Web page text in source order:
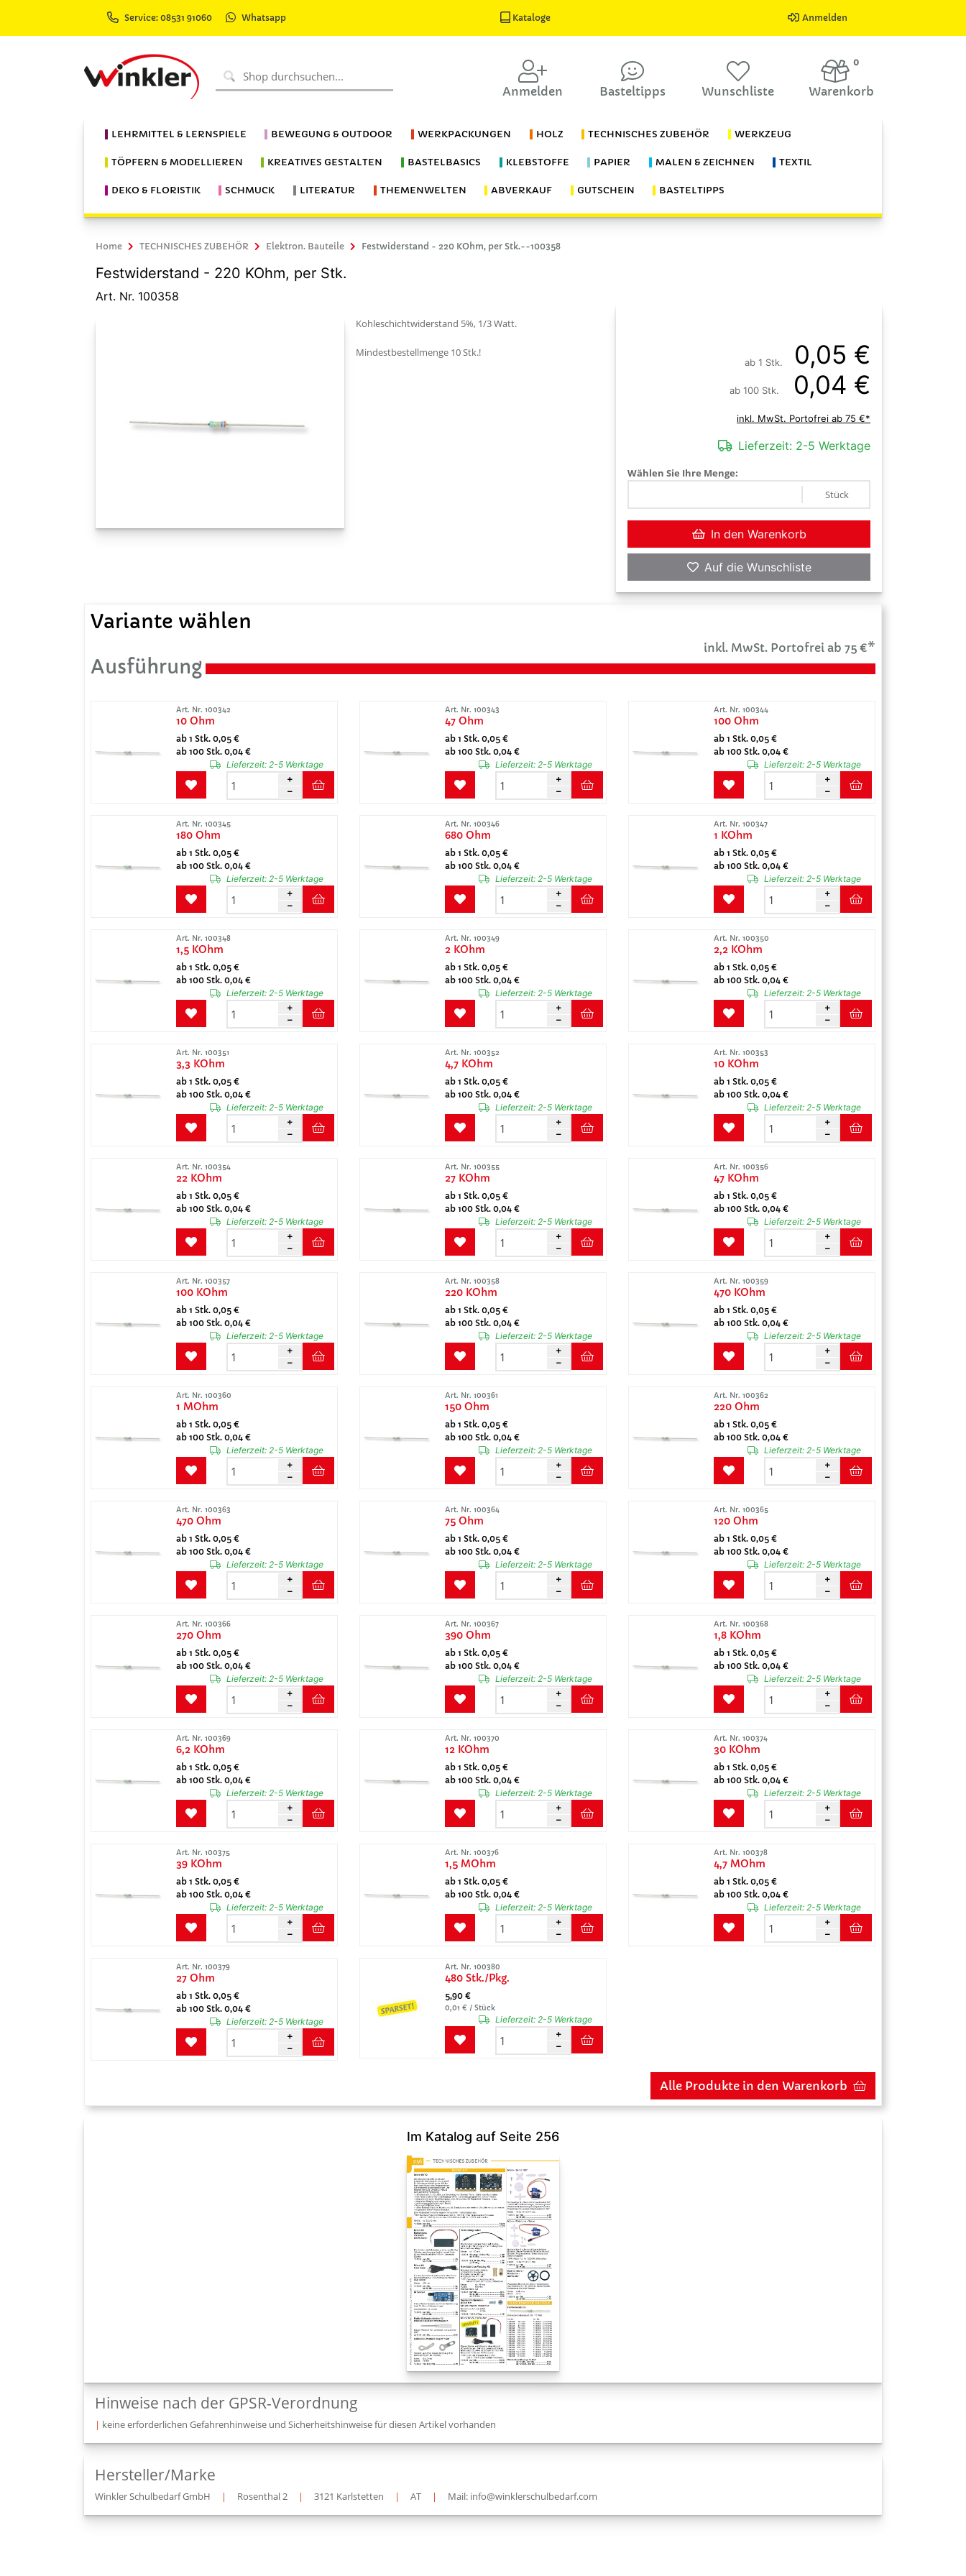
Service: 08531 91060 Whatsapp Kataloge Anmelden
Anmelden Basteltipps Wunschliste
0
Warenkorb
LEHRMITTEL & LERNSPIELE BEWEGUNG & OUTDOOR WERKPACKUNGEN HOLZ TECHNISCHES ZUBEHÖR WERKZEUG
TÖPFERN & MODELLIEREN KREATIVES GESTALTEN BASTELBASICS KLEBSTOFFE PAPIER MALEN & ZEICHNEN TEXTIL
DEKO & FLORISTIK SCHMUCK LITERATUR THEMENWELTEN ABVERKAUF GUTSCHEIN BASTELTIPPS
Home TECHNISCHES ZUBEHÖR Elektron. Bauteile Festwiderstand - 220 KOhm, per Stk.--100358
Festwiderstand - 220 KOhm, per Stk.
Art. Nr. 100358
Kohleschichtwiderstand 5%, 1/3 Watt.
Mindestbestellmenge 10 Stk.!
ab 1 Stk. 0,05 €
ab 100 Stk. 0,04 €
inkl. MwSt. Portofrei ab 75 €*
Lieferzeit: 2-5 Werktage
Wählen Sie Ihre Menge:
Stück
In den Warenkorb
Auf die Wunschliste
Variante wählen
inkl. MwSt. Portofrei ab 75 €*
Ausführung
Art. Nr. 100342
10 Ohm
ab 1 Stk. 0,05 €
ab 100 Stk. 0,04 €
Lieferzeit: 2-5 Werktage
Art. Nr. 100343
47 Ohm
ab 1 Stk. 0,05 €
ab 100 Stk. 0,04 €
Lieferzeit: 2-5 Werktage
Art. Nr. 100344
100 Ohm
ab 1 Stk. 0,05 €
ab 100 Stk. 0,04 €
Lieferzeit: 2-5 Werktage
Art. Nr. 100345
180 Ohm
ab 1 Stk. 0,05 €
ab 100 Stk. 0,04 €
Lieferzeit: 2-5 Werktage
Art. Nr. 100346
680 Ohm
ab 1 Stk. 0,05 €
ab 100 Stk. 0,04 €
Lieferzeit: 2-5 Werktage
Art. Nr. 100347
1 KOhm
ab 1 Stk. 0,05 €
ab 100 Stk. 0,04 €
Lieferzeit: 2-5 Werktage
Art. Nr. 100348
1,5 KOhm
ab 1 Stk. 0,05 €
ab 100 Stk. 0,04 €
Lieferzeit: 2-5 Werktage
Art. Nr. 100349
2 KOhm
ab 1 Stk. 0,05 €
ab 100 Stk. 0,04 €
Lieferzeit: 2-5 Werktage
Art. Nr. 100350
2,2 KOhm
ab 1 Stk. 0,05 €
ab 100 Stk. 0,04 €
Lieferzeit: 2-5 Werktage
Art. Nr. 100351
3,3 KOhm
ab 1 Stk. 0,05 €
ab 100 Stk. 0,04 €
Lieferzeit: 2-5 Werktage
Art. Nr. 100352
4,7 KOhm
ab 1 Stk. 0,05 €
ab 100 Stk. 0,04 €
Lieferzeit: 2-5 Werktage
Art. Nr. 100353
10 KOhm
ab 1 Stk. 0,05 €
ab 100 Stk. 0,04 €
Lieferzeit: 2-5 Werktage
Art. Nr. 100354
22 KOhm
ab 1 Stk. 0,05 €
ab 100 Stk. 0,04 €
Lieferzeit: 2-5 Werktage
Art. Nr. 100355
27 KOhm
ab 1 Stk. 0,05 €
ab 100 Stk. 0,04 €
Lieferzeit: 2-5 Werktage
Art. Nr. 100356
47 KOhm
ab 1 Stk. 0,05 €
ab 100 Stk. 0,04 €
Lieferzeit: 2-5 Werktage
Art. Nr. 100357
100 KOhm
ab 1 Stk. 0,05 €
ab 100 Stk. 0,04 €
Lieferzeit: 2-5 Werktage
Art. Nr. 100358
220 KOhm
ab 1 Stk. 0,05 €
ab 100 Stk. 0,04 €
Lieferzeit: 2-5 Werktage
Art. Nr. 100359
470 KOhm
ab 1 Stk. 0,05 €
ab 100 Stk. 0,04 €
Lieferzeit: 2-5 Werktage
Art. Nr. 100360
1 MOhm
ab 1 Stk. 0,05 €
ab 100 Stk. 0,04 €
Lieferzeit: 2-5 Werktage
Art. Nr. 100361
150 Ohm
ab 1 Stk. 0,05 €
ab 100 Stk. 0,04 €
Lieferzeit: 2-5 Werktage
Art. Nr. 100362
220 Ohm
ab 1 Stk. 0,05 €
ab 100 Stk. 0,04 €
Lieferzeit: 2-5 Werktage
Art. Nr. 100363
470 Ohm
ab 1 Stk. 0,05 €
ab 100 Stk. 0,04 €
Lieferzeit: 2-5 Werktage
Art. Nr. 100364
75 Ohm
ab 1 Stk. 0,05 €
ab 100 Stk. 0,04 €
Lieferzeit: 2-5 Werktage
Art. Nr. 100365
120 Ohm
ab 1 Stk. 0,05 €
ab 100 Stk. 0,04 €
Lieferzeit: 2-5 Werktage
Art. Nr. 100366
270 Ohm
ab 1 Stk. 0,05 €
ab 100 Stk. 0,04 €
Lieferzeit: 2-5 Werktage
Art. Nr. 100367
390 Ohm
ab 1 Stk. 0,05 €
ab 100 Stk. 0,04 €
Lieferzeit: 2-5 Werktage
Art. Nr. 100368
1,8 KOhm
ab 1 Stk. 0,05 €
ab 100 Stk. 0,04 €
Lieferzeit: 2-5 Werktage
Art. Nr. 100369
6,2 KOhm
ab 1 Stk. 0,05 €
ab 100 Stk. 0,04 €
Lieferzeit: 2-5 Werktage
Art. Nr. 100370
12 KOhm
ab 1 Stk. 0,05 €
ab 100 Stk. 0,04 €
Lieferzeit: 2-5 Werktage
Art. Nr. 100374
30 KOhm
ab 1 Stk. 0,05 €
ab 100 Stk. 0,04 €
Lieferzeit: 2-5 Werktage
Art. Nr. 100375
39 KOhm
ab 1 Stk. 0,05 €
ab 100 Stk. 0,04 €
Lieferzeit: 2-5 Werktage
Art. Nr. 100376
1,5 MOhm
ab 1 Stk. 0,05 €
ab 100 Stk. 0,04 €
Lieferzeit: 2-5 Werktage
Art. Nr. 100378
4,7 MOhm
ab 1 Stk. 0,05 €
ab 100 Stk. 0,04 €
Lieferzeit: 2-5 Werktage
Art. Nr. 100379
27 Ohm
ab 1 Stk. 0,05 €
ab 100 Stk. 0,04 €
Lieferzeit: 2-5 Werktage
Art. Nr. 100380
480 Stk./Pkg.
5,90 €
0,01 € / Stück
Lieferzeit: 2-5 Werktage
Alle Produkte in den Warenkorb
Im Katalog auf Seite 256
Hinweise nach der GPSR-Verordnung
| keine erforderlichen Gefahrenhinweise und Sicherheitshinweise für diesen Artikel vorhanden
Hersteller/Marke
Winkler Schulbedarf GmbH | Rosenthal 2 | 3121 Karlstetten | AT | Mail: info@winklerschulbedarf.com